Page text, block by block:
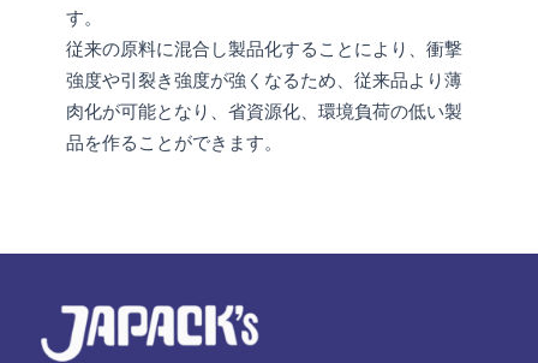
す。
従来の原料に混合し製品化することにより、衝撃
強度や引裂き強度が強くなるため、従来品より薄
肉化が可能となり、省資源化、環境負荷の低い製
品を作ることができます。